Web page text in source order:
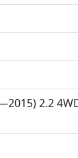
2.2